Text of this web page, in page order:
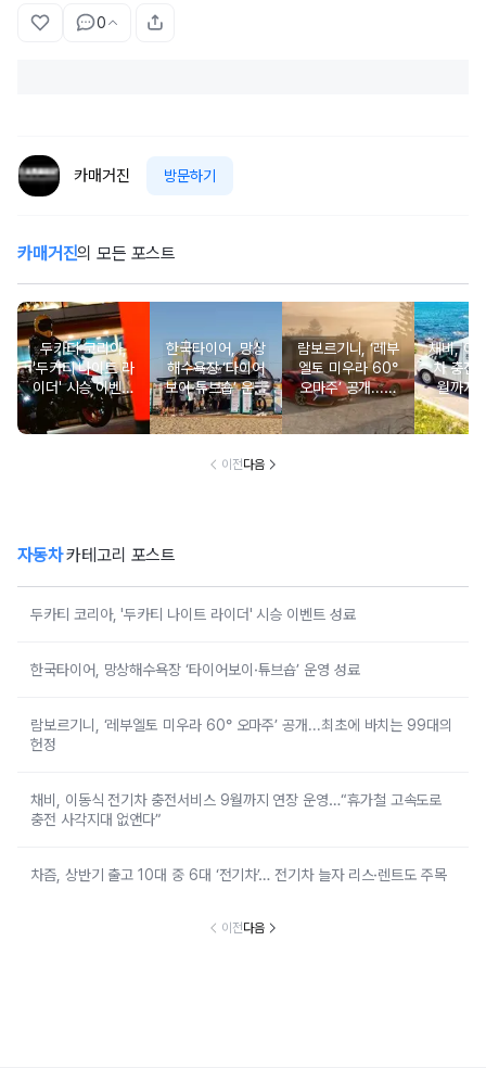
0
카매거진 방문하기
카매거진의 모든 포스트
두카티 코리아,
'두카티 나이트 라
이더' 시승 이벤트
성료
한국타이어, 망상
해수욕장 ‘타이어
보이·튜브숍’ 운영
성료
람보르기니, ‘레부
엘토 미우라 60°
오마주’ 공개...최
초에 바치는 99대
의 헌정
채비, 이
차 충전
월까지
영…“휴
도로 충
이전다음
자동차카테고리 포스트
두카티 코리아, '두카티 나이트 라이더' 시승 이벤트 성료
한국타이어, 망상해수욕장 ‘타이어보이·튜브숍’ 운영 성료
람보르기니, ‘레부엘토 미우라 60° 오마주’ 공개...최초에 바치는 99대의
헌정
채비, 이동식 전기차 충전서비스 9월까지 연장 운영…“휴가철 고속도로
충전 사각지대 없앤다”
차즘, 상반기 출고 10대 중 6대 ‘전기차’… 전기차 늘자 리스·렌트도 주목
이전다음